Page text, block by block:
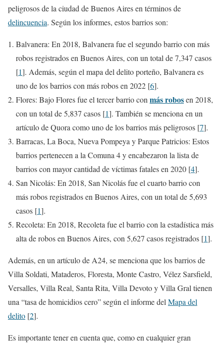
peligrosos de la ciudad de Buenos Aires en términos de
delincuencia. Según los informes, estos barrios son:
Balvanera: En 2018, Balvanera fue el segundo barrio con más
robos registrados en Buenos Aires, con un total de 7,347 casos
[1]. Además, según el mapa del delito porteño, Balvanera es
uno de los barrios con más robos en 2022 [6].
Flores: Bajo Flores fue el tercer barrio con más robosen 2018,
con un total de 5,837 casos [1]. También se menciona en un
artículo de Quora como uno de los barrios más peligrosos [7].
Barracas, La Boca, Nueva Pompeya y Parque Patricios: Estos
barrios pertenecen a la Comuna 4 y encabezaron la lista de
barrios con mayor cantidad de víctimas fatales en 2020 [4].
San Nicolás: En 2018, San Nicolás fue el cuarto barrio con
más robos registrados en Buenos Aires, con un total de 5,693
casos [1].
Recoleta: En 2018, Recoleta fue el barrio con la estadística más
alta de robos en Buenos Aires, con 5,627 casos registrados [1].
Además, en un artículo de A24, se menciona que los barrios de
Villa Soldati, Mataderos, Floresta, Monte Castro, Vélez Sarsfield,
Versalles, Villa Real, Santa Rita, Villa Devoto y Villa Gral tienen
una “tasa de homicidios cero” según el informe del Mapa del
delito [2].
Es importante tener en cuenta que, como en cualquier gran